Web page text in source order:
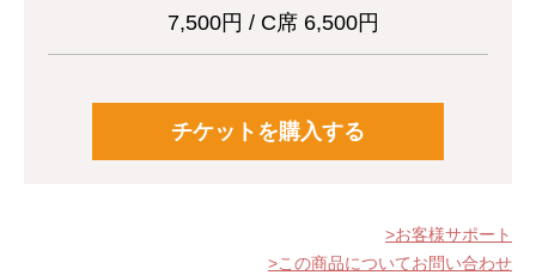
7,500円 / C席 6,500円
チケットを購入する
お客様サポート
この商品についてお問い合わせ